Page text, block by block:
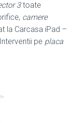
3toate
camere
la Carcasa iPad –
pe placa